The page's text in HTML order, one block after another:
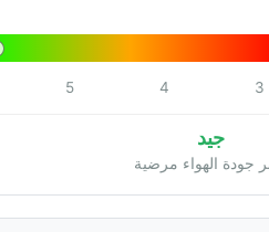
3
4
5
جيد
جودة الهواء مرضية